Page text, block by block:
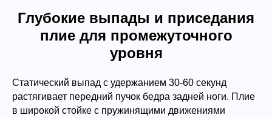
Глубокие выпады и приседания
плие для промежуточного
уровня
Статический выпад с удержанием 30-60 секунд
растягивает передний пучок бедра задней ноги. Плие
в широкой стойке с пружинящими движениями